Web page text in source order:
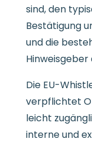
sind, den
Bestätigung
und die
Hinweisgeber
Die EU-
verpflichtet
leicht
interne und